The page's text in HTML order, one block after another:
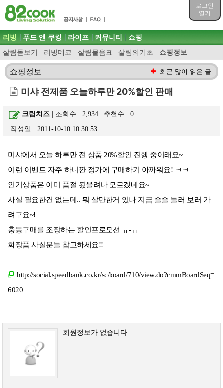
로그인
열기
목차
주메뉴 바로가기
컨텐츠 바로가기
검색 바로가기
로그인 바로가기
주메뉴
리빙
살림돋보기 리빙데코 살림물음표 살림의기초 쇼핑정보
푸드 앤 쿠킹 라이프 커뮤니티 쇼핑
쇼핑정보 최근 많이 읽은 글
미샤 전제품 오늘하루만 20%할인 판매
크림치즈 | 조회수 : 2,934 | 추천수 :0
작성일 : 2011-10-10 10:30:53
미샤에서 오늘 하루만 전 상품 20%할인 진행 중이래요~
이런 이벤트 자주 하니깐 정가에 구매하기 아까워요! ㅋㅋ
인기상품은 이미 품절 됬을려나 모르겠네요~
사실 필요한건 없는데.. 뭐 살만한거 있나 지금 슬슬 둘러 보러 가
려구요~!
충동구매를 조장하는 할인프로모션 ㅠ-ㅠ
화장품 사실분들 참고하세요!!
http://social.speedbank.co.kr/sc/board/710/view.do?cmmBoardSeq=
6020
회원정보가 없습니다